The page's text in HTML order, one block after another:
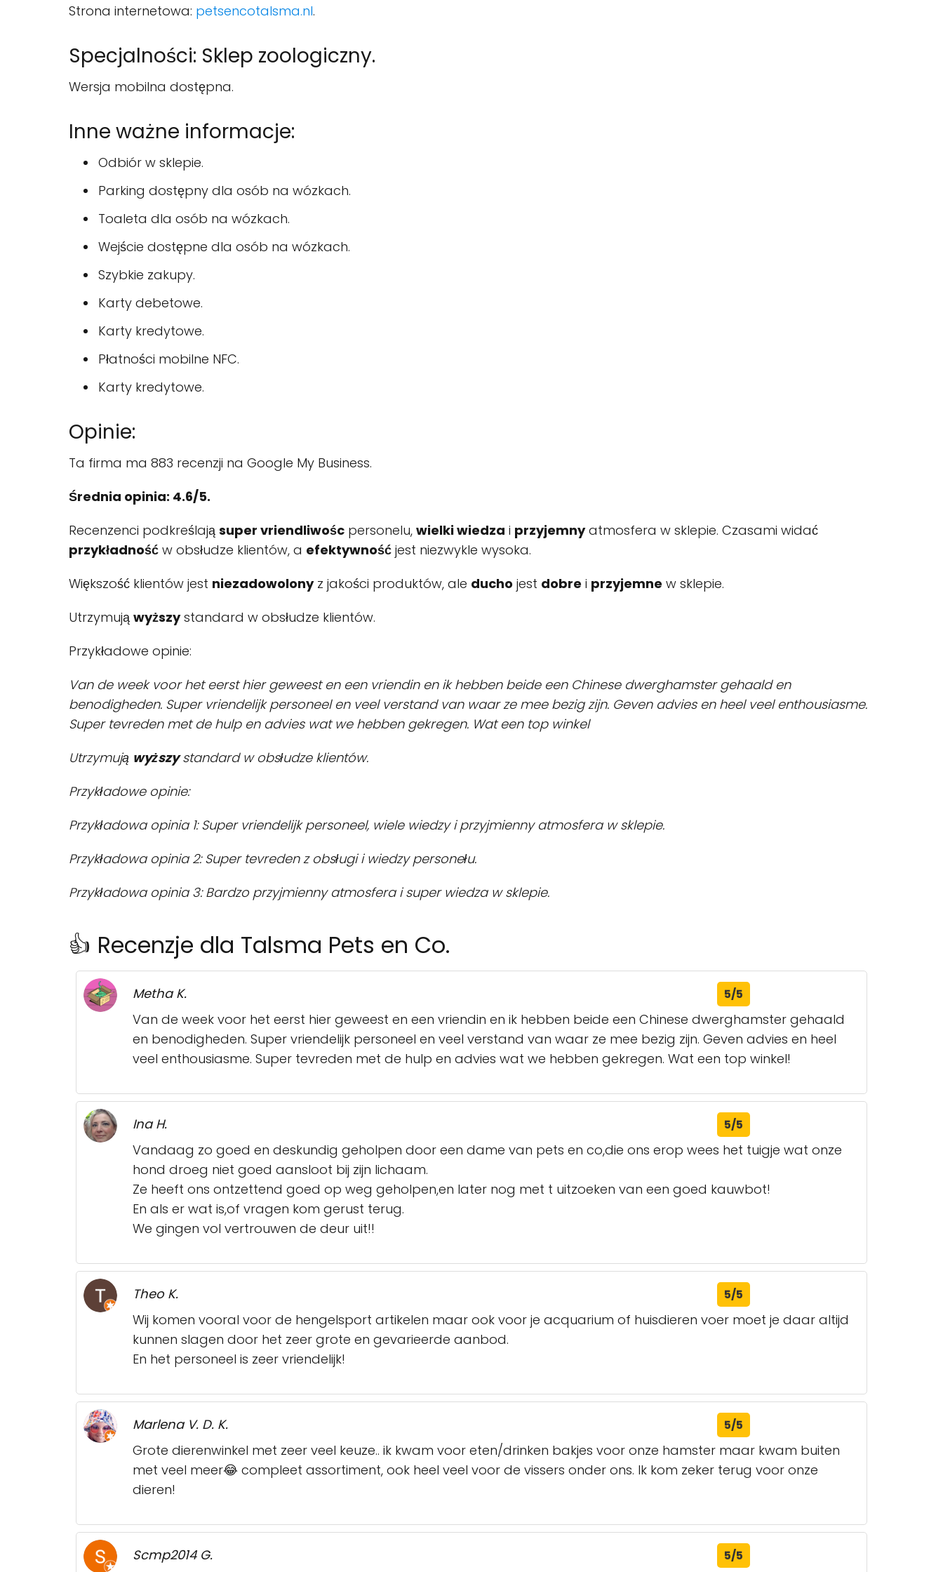
Strona internetowa: petsencotalsma.nl.
Specjalności: Sklep zoologiczny.
Wersja mobilna dostępna.
Inne ważne informacje:
Odbiór w sklepie.
Parking dostępny dla osób na wózkach.
Toaleta dla osób na wózkach.
Wejście dostępne dla osób na wózkach.
Szybkie zakupy.
Karty debetowe.
Karty kredytowe.
Płatności mobilne NFC.
Karty kredytowe.
Opinie:
Ta firma ma 883 recenzji na Google My Business.
Średnia opinia: 4.6/5.
Recenzenci podkreślają super vriendliwośc personelu, wielki wiedza i przyjemnyatmosfera w sklepie. Czasami widać
przykładność w obsłudze klientów, a efektywność jest niezwykle wysoka.
Większość klientów jest niezadowolonyz jakości produktów, ale ducho jest dobre i przyjemne w sklepie.
Utrzymują wyższystandard w obsłudze klientów.
Przykładowe opinie:
Van de week voor het eerst hier geweest en een vriendin en ik hebben beide een Chinese dwerghamster gehaald en
benodigheden. Super vriendelijk personeel en veel verstand van waar ze mee bezig zijn. Geven advies en heel veel enthousiasme.
Super tevreden met de hulp en advies wat we hebben gekregen. Wat een top winkel
Utrzymują wyższystandard w obsłudze klientów.
Przykładowe opinie:
Przykładowa opinia 1: Super vriendelijk personeel, wiele wiedzy i przyjmienny atmosfera w sklepie.
Przykładowa opinia 2: Super tevreden z obsługi i wiedzy personełu.
Przykładowa opinia 3: Bardzo przyjmienny atmosfera i super wiedza w sklepie.
👍 Recenzje dla Talsma Pets en Co.
Metha K. 5/5
Van de week voor het eerst hier geweest en een vriendin en ik hebben beide een Chinese dwerghamster gehaald
en benodigheden. Super vriendelijk personeel en veel verstand van waar ze mee bezig zijn. Geven advies en heel
veel enthousiasme. Super tevreden met de hulp en advies wat we hebben gekregen. Wat een top winkel!
Ina H. 5/5
Vandaag zo goed en deskundig geholpen door een dame van pets en co,die ons erop wees het tuigje wat onze
hond droeg niet goed aansloot bij zijn lichaam.
Ze heeft ons ontzettend goed op weg geholpen,en later nog met t uitzoeken van een goed kauwbot!
En als er wat is,of vragen kom gerust terug.
We gingen vol vertrouwen de deur uit!!
Theo K. 5/5
Wij komen vooral voor de hengelsport artikelen maar ook voor je acquarium of huisdieren voer moet je daar altijd
kunnen slagen door het zeer grote en gevarieerde aanbod.
En het personeel is zeer vriendelijk!
Marlena V. D. K. 5/5
Grote dierenwinkel met zeer veel keuze.. ik kwam voor eten/drinken bakjes voor onze hamster maar kwam buiten
met veel meer😂 compleet assortiment, ook heel veel voor de vissers onder ons. Ik kom zeker terug voor onze
dieren!
Scmp2014 G. 5/5